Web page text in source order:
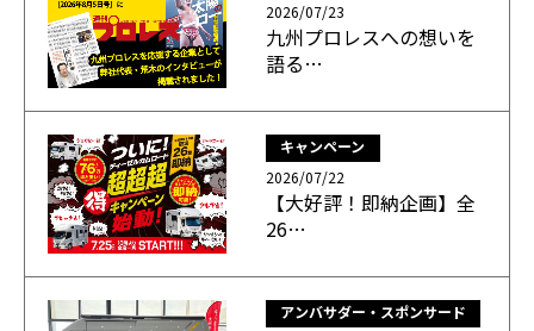
2026/07/23
九州プロレスへの想いを
語る…
キャンペーン
2026/07/22
【大好評！即納企画】全
26…
アンバサダー・スポンサード